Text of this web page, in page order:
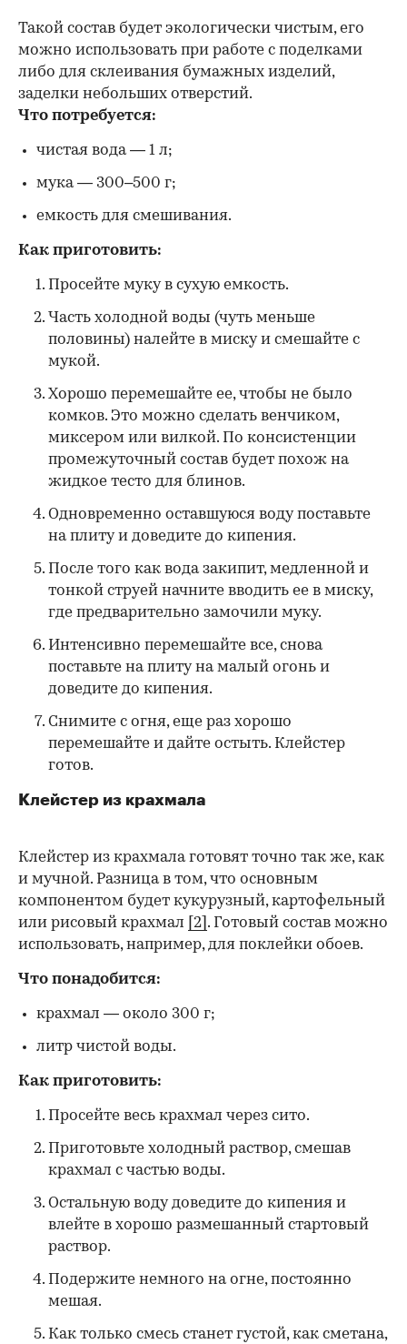
Такой состав будет экологически чистым, его
можно использовать при работе с поделками
либо для склеивания бумажных изделий,
заделки небольших отверстий.
Что потребуется:
чистая вода — 1 л;
мука — 300–500 г;
емкость для смешивания.
Как приготовить:
Просейте муку в сухую емкость.
Часть холодной воды (чуть меньше
половины) налейте в миску и смешайте с
мукой.
Хорошо перемешайте ее, чтобы не было
комков. Это можно сделать венчиком,
миксером или вилкой. По консистенции
промежуточный состав будет похож на
жидкое тесто для блинов.
Одновременно оставшуюся воду поставьте
на плиту и доведите до кипения.
После того как вода закипит, медленной и
тонкой струей начните вводить ее в миску,
где предварительно замочили муку.
Интенсивно перемешайте все, снова
поставьте на плиту на малый огонь и
доведите до кипения.
Снимите с огня, еще раз хорошо
перемешайте и дайте остыть. Клейстер
готов.
Клейстер из крахмала
Клейстер из крахмала готовят точно так же, как
и мучной. Разница в том, что основным
компонентом будет кукурузный, картофельный
или рисовый крахмал
[2] . Готовый состав можно
использовать, например, для поклейки обоев.
Что понадобится:
крахмал — около 300 г;
литр чистой воды.
Как приготовить:
Просейте весь крахмал через сито.
Приготовьте холодный раствор, смешав
крахмал с частью воды.
Остальную воду доведите до кипения и
влейте в хорошо размешанный стартовый
раствор.
Подержите немного на огне, постоянно
мешая.
Как только смесь станет густой, как сметана,